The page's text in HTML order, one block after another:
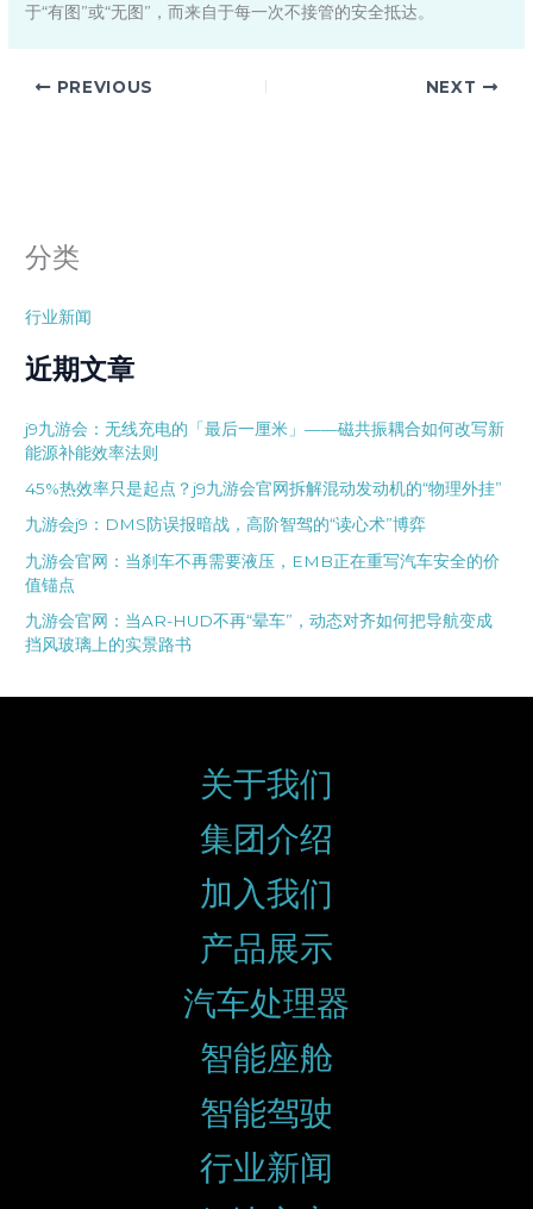
于“有图”或“无图”，而来自于每一次不接管的安全抵达。
PREVIOUS NEXT
分类
行业新闻
近期文章
j9九游会：无线充电的「最后一厘米」——磁共振耦合如何改写新
能源补能效率法则
45%热效率只是起点？j9九游会官网拆解混动发动机的“物理外挂”
九游会j9：DMS防误报暗战，高阶智驾的“读心术”博弈
九游会官网：当刹车不再需要液压，EMB正在重写汽车安全的价
值锚点
九游会官网：当AR-HUD不再“晕车”，动态对齐如何把导航变成
挡风玻璃上的实景路书
关于我们
集团介绍
加入我们
产品展示
汽车处理器
智能座舱
智能驾驶
行业新闻